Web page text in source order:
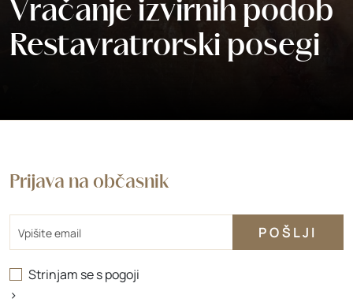
Vračanje izvirnih podob
Restavratrorski posegi
Prijava na občasnik
Strinjam se spogoji
>